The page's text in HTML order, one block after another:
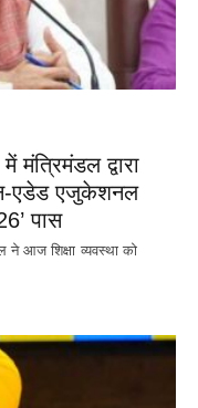
द्वारा
एडेड एजुकेशनल
पास
ने आज शिक्षा व्यवस्था को